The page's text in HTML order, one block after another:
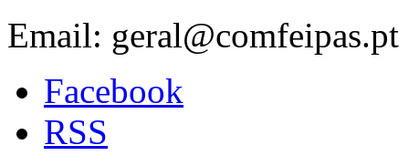
Email: geral@comfeipas.pt
Facebook
RSS